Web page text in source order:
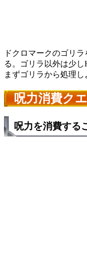
ドクロマークのゴリ
る。ゴリラ以外は少
まずゴリラから処理し
呪力消費ク
呪力を消費する